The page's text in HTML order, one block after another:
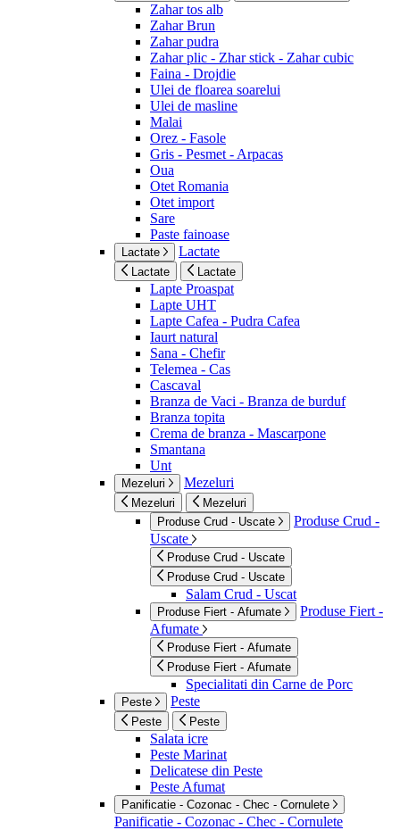
Zahar tos alb
Zahar Brun
Zahar pudra
Zahar plic - Zhar stick - Zahar cubic
Faina - Drojdie
Ulei de floarea soarelui
Ulei de masline
Malai
Orez - Fasole
Gris - Pesmet - Arpacas
Oua
Otet Romania
Otet import
Sare
Paste fainoase
Lactate Lactate
Lactate Lactate
Lapte Proaspat
Lapte UHT
Lapte Cafea - Pudra Cafea
Iaurt natural
Sana - Chefir
Telemea - Cas
Cascaval
Branza de Vaci - Branza de burduf
Branza topita
Crema de branza - Mascarpone
Smantana
Unt
Mezeluri Mezeluri
Mezeluri
Mezeluri
Produse Crud - Uscate
Produse Crud -
Uscate
Produse Crud - Uscate
Produse Crud - Uscate
Salam Crud - Uscat
Produse Fiert - Afumate
Produse Fiert -
Afumate
Produse Fiert - Afumate
Produse Fiert - Afumate
Specialitati din Carne de Porc
Peste Peste
Peste Peste
Salata icre
Peste Marinat
Delicatese din Peste
Peste Afumat
Panificatie - Cozonac - Chec - Cornulete
Panificatie - Cozonac - Chec - Cornulete